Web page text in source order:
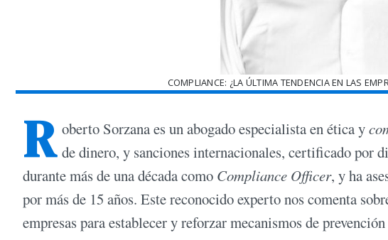
COMPLIANCE: ¿LA ÚLTIMA TENDENCIA EN LAS
R oberto Sorzana es un abogado especialista en ética y
de dinero, y sanciones internacionales, certificado por
durante más de una década como Compliance Officer, y ha
por más de 15 años. Este reconocido experto nos comenta
empresas para establecer y reforzar mecanismos de